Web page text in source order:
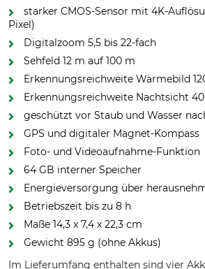
starker CMOS-Sensor mit 4K-
Pixel)
Digitalzoom 5,5 bis 22-fach
Sehfeld 12 m auf 100 m
Erkennungsreichweite Wärmebild
Erkennungsreichweite Nachtsicht
geschützt vor Staub und Wasser
GPS und digitaler Magnet-Kompass
Foto- und Videoaufnahme-Funktion
64 GB interner Speicher
Energieversorgung über
Betriebszeit bis zu 8 h
Maße 14,3 x 7,4 x 22,3 cm
Gewicht 895 g (ohne Akkus)
Im Lieferumfang enthalten sind vier